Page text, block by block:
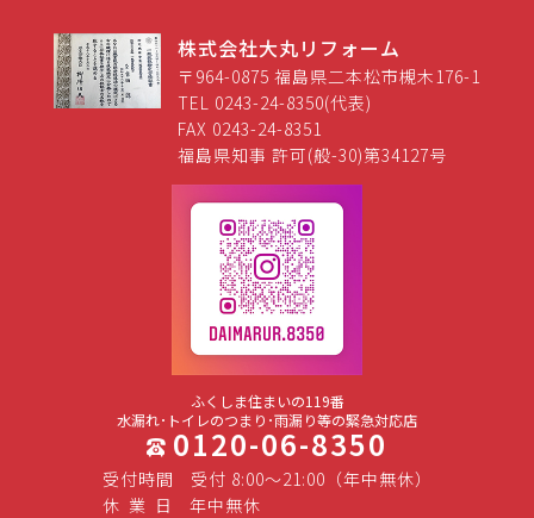
株式会社大丸リフォーム
〒964-0875 福島県二本松市槻木176-1
TEL 0243-24-8350(代表)
FAX 0243-24-8351
福島県知事 許可(般-30)第34127号
ふくしま住まいの119番
水漏れ･トイレのつまり･雨漏り等の緊急対応店
0120-06-8350
受付時間
受付 8:00～21:00（年中無休）
休 業 日 年中無休